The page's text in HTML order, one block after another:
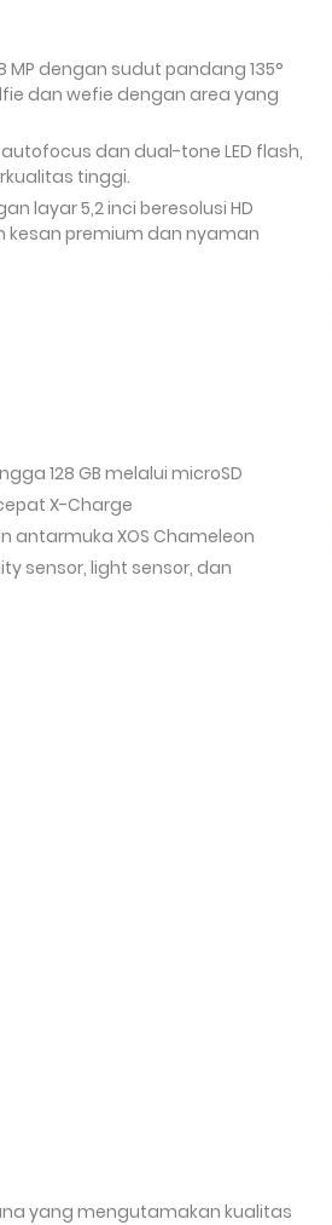
MP dengan sudut pandang 135°
dan wefie dengan area yang
dan dual-tone LED flash,
tinggi.
layar 5,2 inci beresolusi HD
kesan premium dan nyaman
128 GB melalui microSD
X-Charge
antarmuka XOS Chameleon
sensor, light sensor, dan
yang mengutamakan kualitas